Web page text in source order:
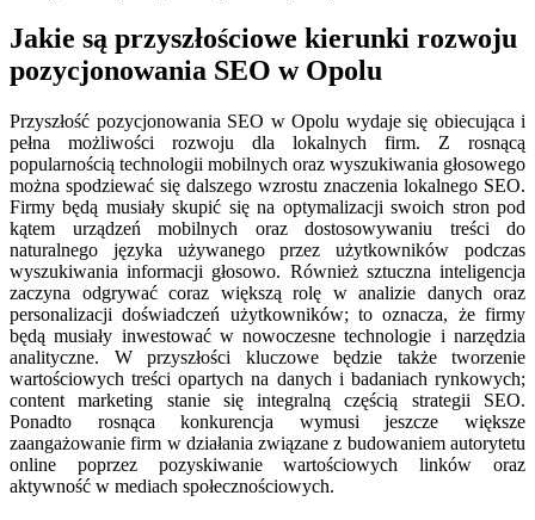
Jakie są przyszłościowe kierunki rozwoju
pozycjonowania SEO w Opolu
Przyszłość pozycjonowania SEO w Opolu wydaje się obiecująca i
pełna możliwości rozwoju dla lokalnych firm. Z rosnącą
popularnością technologii mobilnych oraz wyszukiwania głosowego
można spodziewać się dalszego wzrostu znaczenia lokalnego SEO.
Firmy będą musiały skupić się na optymalizacji swoich stron pod
kątem urządzeń mobilnych oraz dostosowywaniu treści do
naturalnego języka używanego przez użytkowników podczas
wyszukiwania informacji głosowo. Również sztuczna inteligencja
zaczyna odgrywać coraz większą rolę w analizie danych oraz
personalizacji doświadczeń użytkowników; to oznacza, że firmy
będą musiały inwestować w nowoczesne technologie i narzędzia
analityczne. W przyszłości kluczowe będzie także tworzenie
wartościowych treści opartych na danych i badaniach rynkowych;
content marketing stanie się integralną częścią strategii SEO.
Ponadto rosnąca konkurencja wymusi jeszcze większe
zaangażowanie firm w działania związane z budowaniem autorytetu
online poprzez pozyskiwanie wartościowych linków oraz
aktywność w mediach społecznościowych.